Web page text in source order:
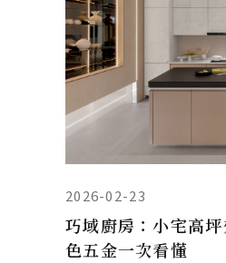
2026-02-23
巧域廚房：小宅高
色五金一次看懂